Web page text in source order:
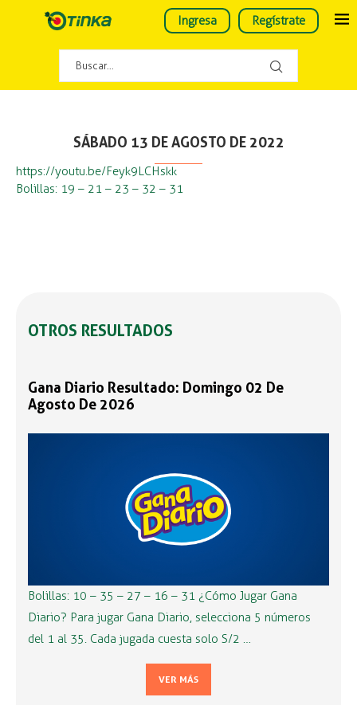
Ingresa Regístrate
SÁBADO 13 DE AGOSTO DE 2022
https://youtu.be/Feyk9LCHskk
Bolillas: 19 – 21 – 23 – 32 – 31
OTROS RESULTADOS
Gana Diario Resultado: Domingo 02 De
Agosto De 2026
Bolillas: 10 – 35 – 27 – 16 – 31 ¿Cómo Jugar Gana
Diario? Para jugar Gana Diario, selecciona 5 números
del 1 al 35. Cada jugada cuesta solo S/2 …
VER MÁS